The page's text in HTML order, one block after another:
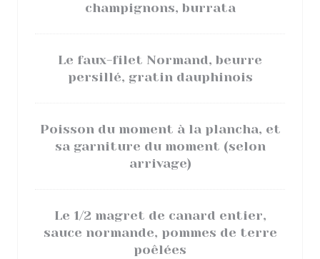
champignons, burrata
Le faux-filet Normand, beurre
persillé, gratin dauphinois
Poisson du moment à la plancha, et
sa garniture du moment (selon
arrivage)
Le 1/2 magret de canard entier,
sauce normande, pommes de terre
poêlées